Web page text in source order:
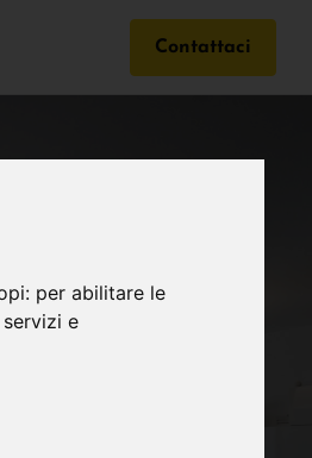
per abilitare le
e
Contattaci